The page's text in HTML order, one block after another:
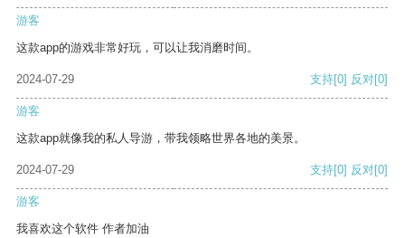
游客
这款app的游戏非常好玩，可以让我消磨时间。
2024-07-29 支持[0] 反对[0]
游客
这款app就像我的私人导游，带我领略世界各地的美景。
2024-07-29 支持[0] 反对[0]
游客
我喜欢这个软件 作者加油